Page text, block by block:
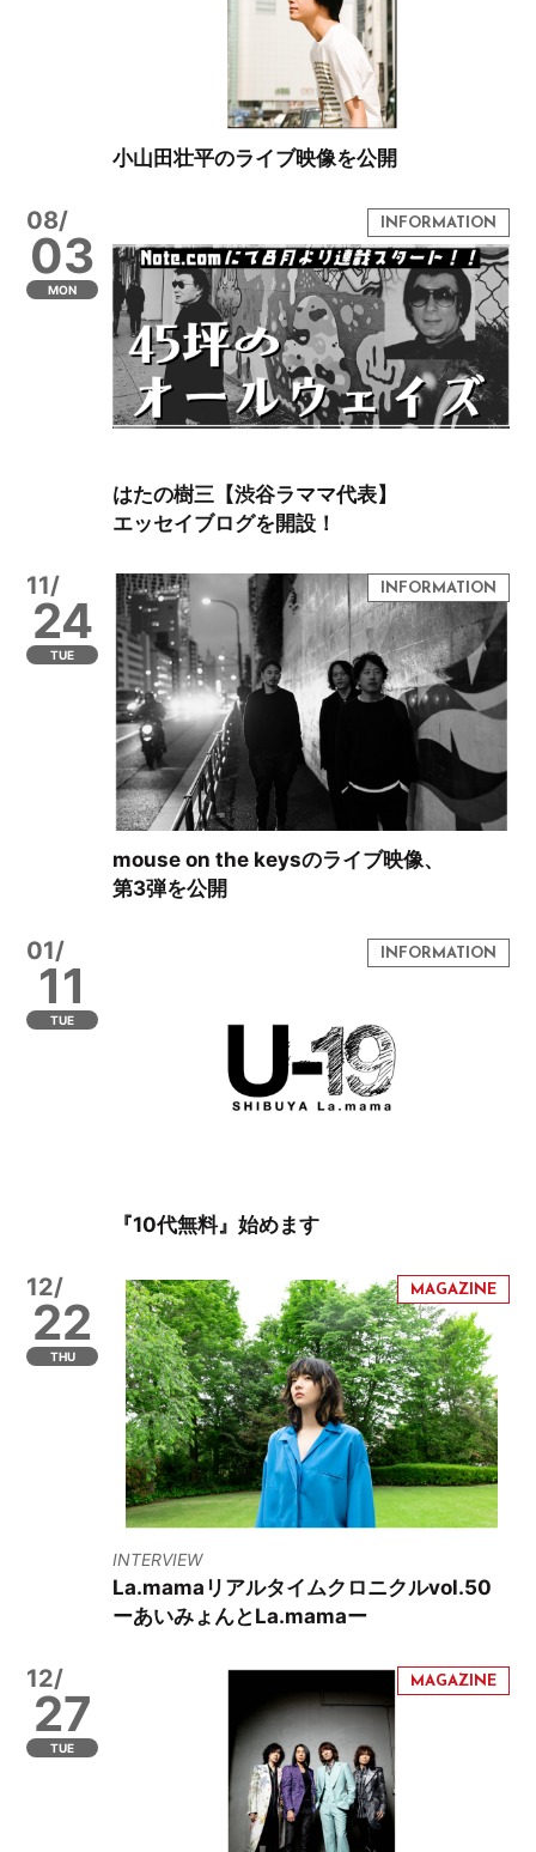
小山田壮平のライブ映像を公開
08/
03
MON
はたの樹三【渋谷ラママ代表】
エッセイブログを開設！
11/
24
TUE
mouse on the keysのライブ映像、
第3弾を公開
01/
11
TUE
『10代無料』始めます
12/
22
THU
INTERVIEW
La.mamaリアルタイムクロニクルvol.50
ーあいみょんとLa.mamaー
12/
27
TUE